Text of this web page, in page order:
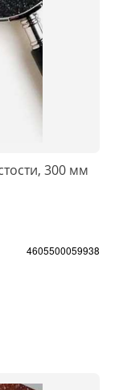
300 мм
4605500059938